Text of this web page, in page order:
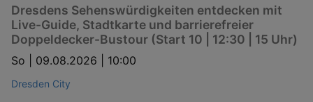
Dresdens Sehenswürdigkeiten entdecken mit
Live-Guide, Stadtkarte und barrierefreier
Doppeldecker-Bustour (Start 10 | 12:30 | 15 Uhr)
So | 09.08.2026 | 10:00
Dresden City